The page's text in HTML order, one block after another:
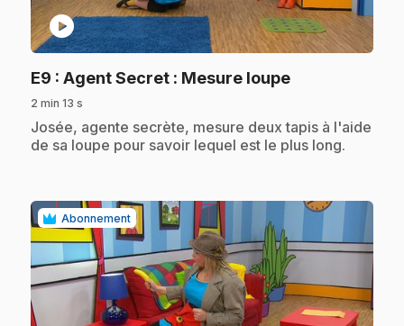
play_circle
E9 : Agent Secret : Mesure loupe.
2 min 13 s
.Josée, agente secrète, mesure deux tapis à l'aide
de sa loupe pour savoir lequel est le plus long.
Abonnement